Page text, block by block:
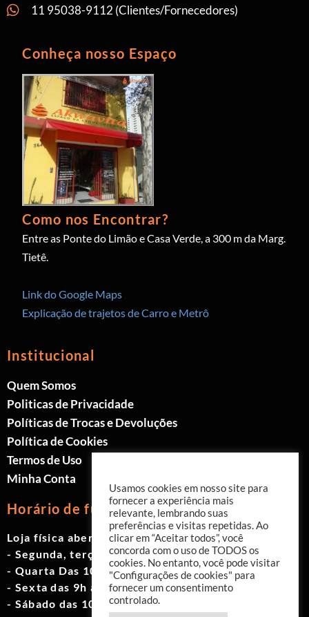
11 95038-9112 (Clientes/Fornecedores)
Conheça nosso Espaço
Como nos Encontrar?
Entre as Ponte do Limão e Casa Verde, a 300 m da Marg.
Tietê.
Link do Google Maps
Explicação de trajetos de Carro e Metrô
Institucional
Quem Somos
Politicas de Privacidade
Políticas de Trocas e Devoluções
Política de Cookies
Termos de Uso
Minha Conta
Horário de funcionamento
Loja física aberta de Segunda à Sábado.
- Segunda, terça e quinta das 9h às 19h
- Quarta Das 10h às 18h
- Sexta das 9h às 18h
- Sábado das 10h às 17h
Usamos cookies em nosso site para
fornecer a experiência mais
relevante, lembrando suas
preferências e visitas repetidas. Ao
clicar em “Aceitar todos”, você
concorda com o uso de TODOS os
cookies. No entanto, você pode visitar
"Configurações de cookies" para
fornecer um consentimento
controlado.